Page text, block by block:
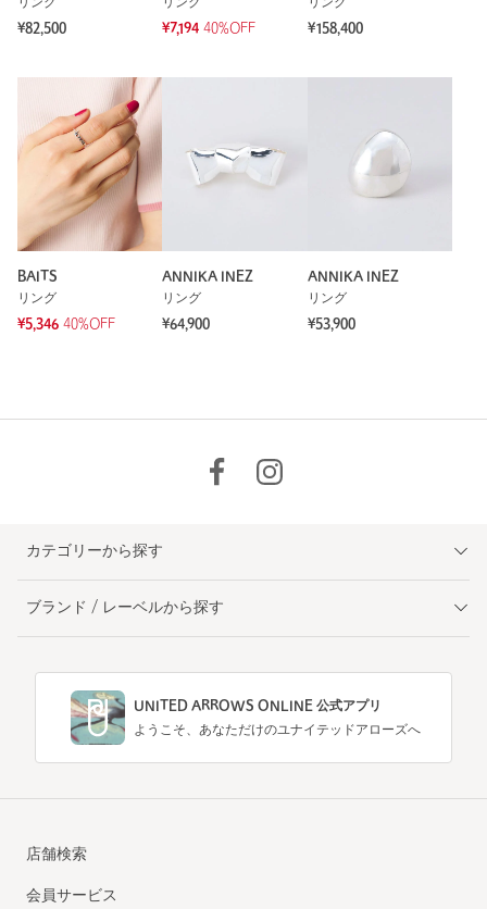
リング
¥82,500
リング
¥7,194 40%OFF
リング
¥158,400
BAITS
リング
¥5,346 40%OFF
ANNIKA INEZ
リング
¥64,900
ANNIKA INEZ
リング
¥53,900
カテゴリーから探す
ブランド / レーベルから探す
UNITED ARROWS ONLINE 公式アプリ
ようこそ、あなただけのユナイテッドアローズへ
店舗検索
会員サービス